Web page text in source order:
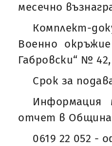
месечно
Комплект-
Военно
Габровски“ № 42,
Срок за
отчет в Община
0619 22 052 -